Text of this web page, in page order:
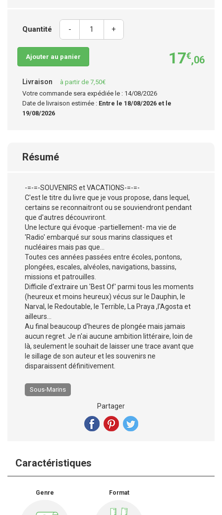
Quantité - +
Ajouter au panier 17€,06
Livraison
à partir de 7,50€
Votre commande sera expédiée le : 14/08/2026
Date de livraison estimée : Entre le 18/08/2026 et le
19/08/2026
Résumé
-=-=-SOUVENIRS et VACATIONS-=-=-
C'est le titre du livre que je vous propose, dans lequel,
certains se reconnaitront ou se souviendront pendant
que d'autres découvriront.
Une lecture qui évoque -partiellement- ma vie de
'Radio' embarqué sur sous marins classiques et
nucléaires mais pas que…
Toutes ces années passées entre écoles, pontons,
plongées, escales, alvéoles, navigations, bassins,
missions et patrouilles.
Difficile d'extraire un 'Best Of' parmi tous les moments
(heureux et moins heureux) vécus sur le Dauphin, le
Narval, le Redoutable, le Terrible, La Praya ,l'Agosta et
ailleurs…
Au final beaucoup d'heures de plongée mais jamais
aucun regret. Je n'ai aucune ambition littéraire, loin de
là, seulement le souhait de laisser une trace avant que
le sillage de son auteur et les souvenirs ne
disparaissent définitivement.
Sous-Marins
Partager
Caractéristiques
Genre Format